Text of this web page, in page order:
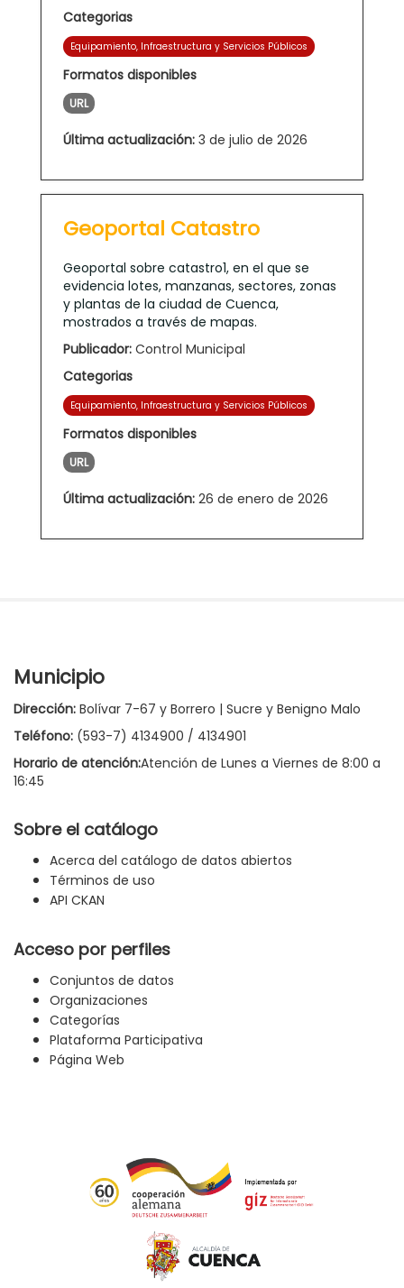
Categorias
Equipamiento, Infraestructura y Servicios Públicos
Formatos disponibles
URL
Última actualización: 3 de julio de 2026
Geoportal Catastro
Geoportal sobre catastro1, en el que se
evidencia lotes, manzanas, sectores, zonas
y plantas de la ciudad de Cuenca,
mostrados a través de mapas.
Publicador: Control Municipal
Categorias
Equipamiento, Infraestructura y Servicios Públicos
Formatos disponibles
URL
Última actualización: 26 de enero de 2026
Municipio
Dirección: Bolívar 7-67 y Borrero | Sucre y Benigno Malo
Teléfono: (593-7) 4134900 / 4134901
Horario de atención:Atención de Lunes a Viernes de 8:00 a
16:45
Sobre el catálogo
Acerca del catálogo de datos abiertos
Términos de uso
API CKAN
Acceso por perfiles
Conjuntos de datos
Organizaciones
Categorías
Plataforma Participativa
Página Web